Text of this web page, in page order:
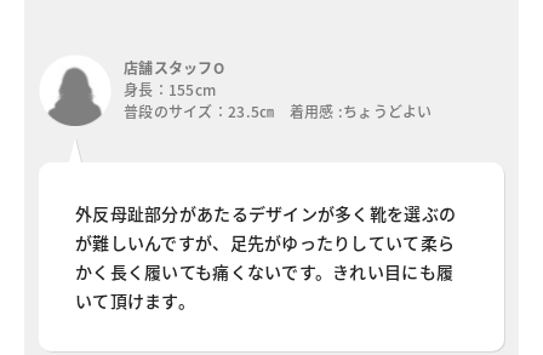
店舗スタッフO
身長：155cm
普段のサイズ：23.5㎝ 着用感 :ちょうどよい
外反母趾部分があたるデザインが多く靴を選ぶの
が難しいんですが、足先がゆったりしていて柔ら
かく長く履いても痛くないです。きれい目にも履
いて頂けます。